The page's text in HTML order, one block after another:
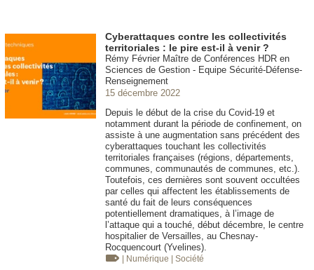
Cyberattaques contre les collectivités
territoriales : le pire est-il à venir ?
Rémy Février Maître de Conférences HDR en
Sciences de Gestion - Equipe Sécurité-Défense-
Renseignement
15 décembre 2022
Depuis le début de la crise du Covid-19 et
notamment durant la période de confinement, on
assiste à une augmentation sans précédent des
cyberattaques touchant les collectivités
territoriales françaises (régions, départements,
communes, communautés de communes, etc.).
Toutefois, ces dernières sont souvent occultées
par celles qui affectent les établissements de
santé du fait de leurs conséquences
potentiellement dramatiques, à l’image de
l’attaque qui a touché, début décembre, le centre
hospitalier de Versailles, au Chesnay-
Rocquencourt (Yvelines).
| Numérique | Société